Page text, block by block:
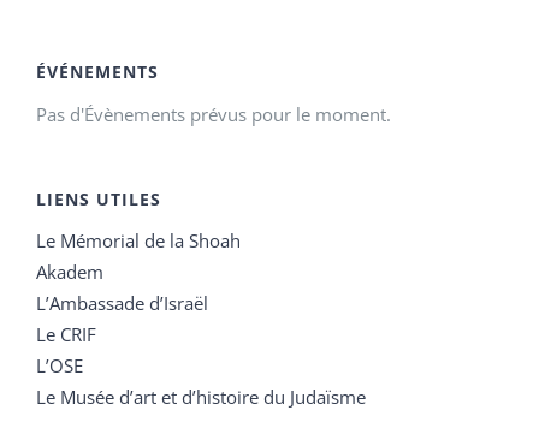
ÉVÉNEMENTS
Pas d'Évènements prévus pour le moment.
LIENS UTILES
Le Mémorial de la Shoah
Akadem
L’Ambassade d’Israël
Le CRIF
L’OSE
Le Musée d’art et d’histoire du Judaïsme